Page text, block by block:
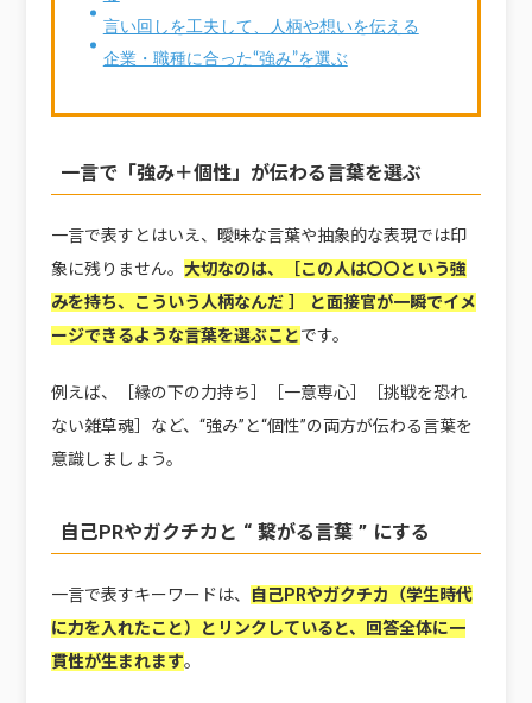
言い回しを工夫して、人柄や想いを伝える
企業・職種に合った“強み”を選ぶ
一言で「強み＋個性」が伝わる言葉を選ぶ
一言で表すとはいえ、曖昧な言葉や抽象的な表現では印
象に残りません。 大切なのは、［この人は〇〇という強
みを持ち、こういう人柄なんだ
と面接官が一瞬でイメ
ージできるような言葉を選ぶことです。
例えば、［縁の下の力持ち］［一意専心］［挑戦を恐れ
ない雑草魂］など、“強み”と“個性”の両方が伝わる言葉を
意識しましょう。
自己PRやガクチカと “ 繋がる言葉 ” にする
一言で表すキーワードは、
自己PRやガクチカ（学生時代
に力を入れたこと）とリンクしていると、回答全体に一
貫性が生まれます。